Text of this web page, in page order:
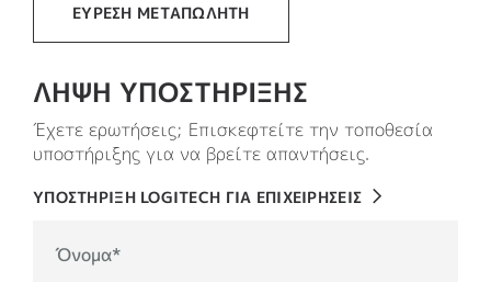
ΕΎΡΕΣΗ ΜΕΤΑΠΩΛΗΤΉ
ΛΗΨΗ ΥΠΟΣΤΗΡΙΞΗΣ
Έχετε ερωτήσεις; Επισκεφτείτε την τοποθεσία
υποστήριξης για να βρείτε απαντήσεις.
ΥΠΟΣΤΗΡΙΞΗ LOGITECH ΓΙΑ ΕΠΙΧΕΙΡΗΣΕΙΣ
Όνομα*